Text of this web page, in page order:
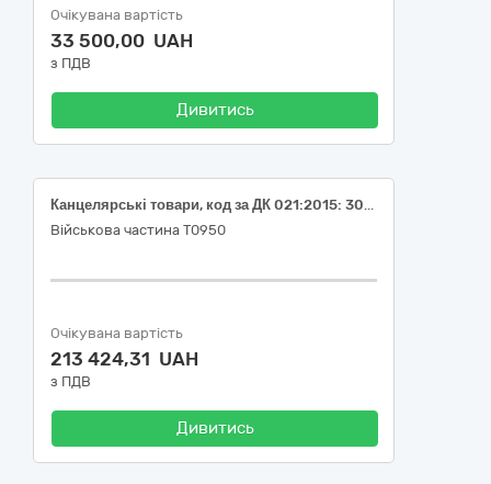
Очікувана вартість
33 500,00 UAH
з ПДВ
Дивитись
Канцелярські товари, код за ДК 021:2015: 30190000-7 Офісне устаткування та приладдя різне
Військова частина Т0950
Очікувана вартість
213 424,31 UAH
з ПДВ
Дивитись